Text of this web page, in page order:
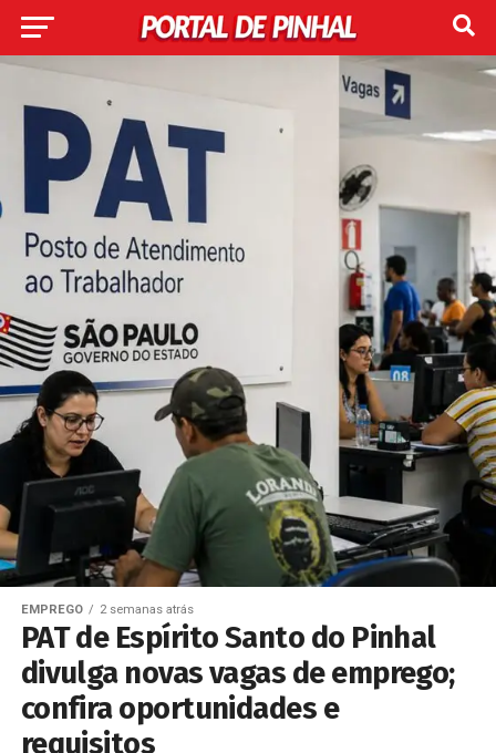
EMPREGO 2 semanas atrás
PAT de Espírito Santo do Pinhal
divulga novas vagas de emprego;
confira oportunidades e
requisitos